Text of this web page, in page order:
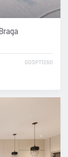
GDSPT1290